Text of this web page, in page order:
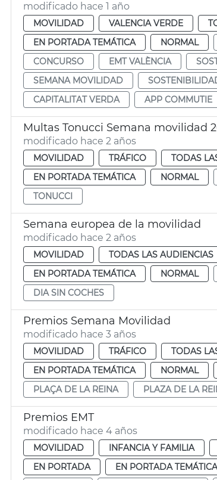
modificado hace 1 año
MOVILIDAD VALENCIA VERDE
EN PORTADA TEMÁTICA
NORMAL
CONCURSO
EMT VALÈNCIA
SEMANA MOVILIDAD
CAPITALITAT VERDA
APP COMMUTIE
Multas Tonucci Semana movilidad
modificado hace 2 años
MOVILIDAD TRÁFICO TODAS
EN PORTADA TEMÁTICA
NORMAL
TONUCCI
Semana europea de la movilidad
modificado hace 2 años
MOVILIDAD TODAS LAS AUDIENCIAS
EN PORTADA TEMÁTICA
NORMAL
DIA SIN COCHES
Premios Semana Movilidad
modificado hace 3 años
MOVILIDAD TRÁFICO TODAS
EN PORTADA TEMÁTICA
NORMAL
PLAÇA DE LA REINA
PLAZA DE LA
Premios EMT
modificado hace 4 años
MOVILIDAD INFANCIA Y FAMILIA
EN PORTADA
EN PORTADA TEMÁTICA